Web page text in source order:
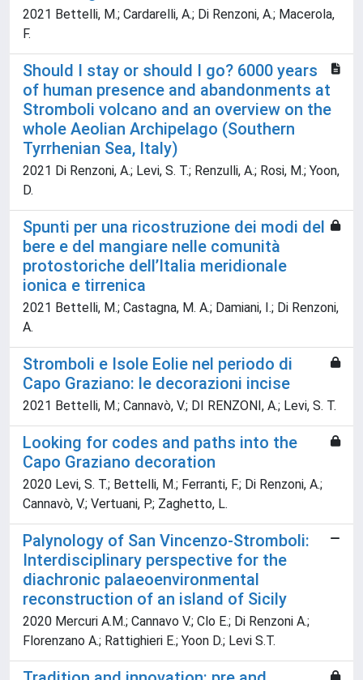
2021 Bettelli, M.; Cardarelli, A.; Di Renzoni, A.; Macerola,
F.
Should I stay or should I go? 6000 years
of human presence and abandonments at
Stromboli volcano and an overview on the
whole Aeolian Archipelago (Southern
Tyrrhenian Sea, Italy)
2021 Di Renzoni, A.; Levi, S. T.; Renzulli, A.; Rosi, M.; Yoon,
D.
Spunti per una ricostruzione dei modi del
bere e del mangiare nelle comunità
protostoriche dell’Italia meridionale
ionica e tirrenica
2021 Bettelli, M.; Castagna, M. A.; Damiani, I.; Di Renzoni,
A.
Stromboli e Isole Eolie nel periodo di
Capo Graziano: le decorazioni incise
2021 Bettelli, M.; Cannavò, V.; DI RENZONI, A.; Levi, S. T.
Looking for codes and paths into the
Capo Graziano decoration
2020 Levi, S. T.; Bettelli, M.; Ferranti, F.; Di Renzoni, A.;
Cannavò, V.; Vertuani, P.; Zaghetto, L.
Palynology of San Vincenzo-Stromboli:
Interdisciplinary perspective for the
diachronic palaeoenvironmental
reconstruction of an island of Sicily
2020 Mercuri A.M.; Cannavo V.; Clo E.; Di Renzoni A.;
Florenzano A.; Rattighieri E.; Yoon D.; Levi S.T.